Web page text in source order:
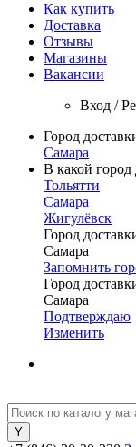
Как купить
Доставка
Отзывы
Магазины
Вакансии
Вход /
Город
Самара
В какой город
Тольятти
Самара
Жигулёвск
Город
Самара
Запомнить
Город
Самара
Подтверждаю
Изменить